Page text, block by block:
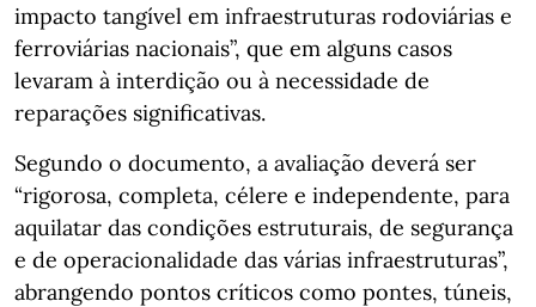
impacto tangível em infraestruturas rodoviárias e
ferroviárias nacionais”, que em alguns casos
levaram à interdição ou à necessidade de
reparações significativas.
Segundo o documento, a avaliação deverá ser
“rigorosa, completa, célere e independente, para
aquilatar das condições estruturais, de segurança
e de operacionalidade das várias infraestruturas”,
abrangendo pontos críticos como pontes, túneis,